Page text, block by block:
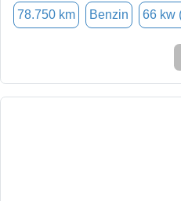
78.750 km Benzin 66 kw